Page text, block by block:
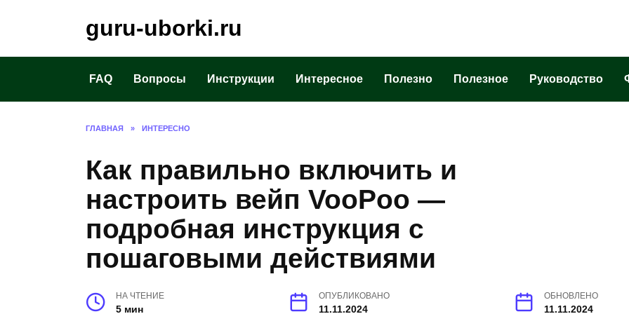
guru-uborki.ru
FAQ Вопросы Инструкции Интересное Полезно Полезное Руководство
ГЛАВНАЯ » ИНТЕРЕСНО
Как правильно включить и
настроить вейп VooPoo —
подробная инструкция с
пошаговыми действиями
НА ЧТЕНИЕ
5 мин
ОПУБЛИКОВАНО
11.11.2024
ОБНОВЛЕНО
11.11.2024